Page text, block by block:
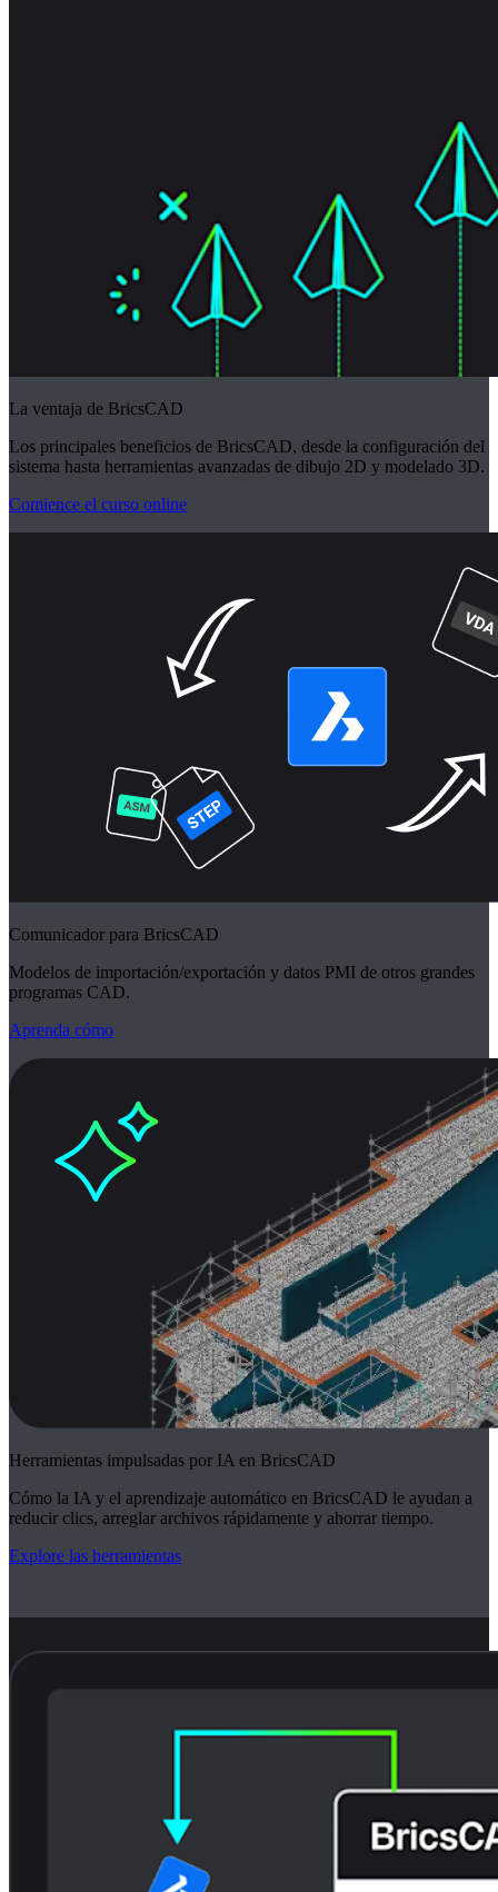
La ventaja de BricsCAD
Los principales beneficios de BricsCAD, desde la configuración del
sistema hasta herramientas avanzadas de dibujo 2D y modelado 3D.
Comience el curso online
Comunicador para BricsCAD
Modelos de importación/exportación y datos PMI de otros grandes
programas CAD.
Aprenda cómo
Herramientas impulsadas por IA en BricsCAD
Cómo la IA y el aprendizaje automático en BricsCAD le ayudan a
reducir clics, arreglar archivos rápidamente y ahorrar tiempo.
Explore las herramientas